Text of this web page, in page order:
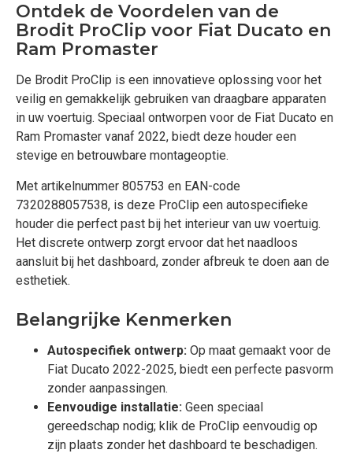
Ontdek de Voordelen van de
Brodit ProClip voor Fiat Ducato en
Ram Promaster
De Brodit ProClip is een innovatieve oplossing voor het
veilig en gemakkelijk gebruiken van draagbare apparaten
in uw voertuig. Speciaal ontworpen voor de Fiat Ducato en
Ram Promaster vanaf 2022, biedt deze houder een
stevige en betrouwbare montageoptie.
Met artikelnummer 805753 en EAN-code
7320288057538, is deze ProClip een autospecifieke
houder die perfect past bij het interieur van uw voertuig.
Het discrete ontwerp zorgt ervoor dat het naadloos
aansluit bij het dashboard, zonder afbreuk te doen aan de
esthetiek.
Belangrijke Kenmerken
Autospecifiek ontwerp: Op maat gemaakt voor de
Fiat Ducato 2022-2025, biedt een perfecte pasvorm
zonder aanpassingen.
Eenvoudige installatie: Geen speciaal
gereedschap nodig; klik de ProClip eenvoudig op
zijn plaats zonder het dashboard te beschadigen.